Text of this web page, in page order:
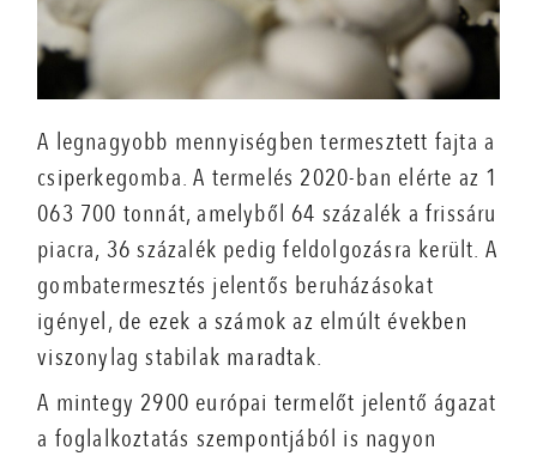
A legnagyobb mennyiségben termesztett fajta a
csiperkegomba. A termelés 2020-ban elérte az 1
063 700 tonnát, amelyből 64 százalék a frissáru
piacra, 36 százalék pedig feldolgozásra került. A
gombatermesztés jelentős beruházásokat
igényel, de ezek a számok az elmúlt években
viszonylag stabilak maradtak.
A mintegy 2900 európai termelőt jelentő ágazat
a foglalkoztatás szempontjából is nagyon